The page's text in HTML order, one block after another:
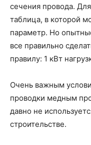
сечения провода.
таблица, в которой
параметр. Но
все правильно
правилу: 1 кВт
Очень важным
проводки медным
давно не
строительстве.